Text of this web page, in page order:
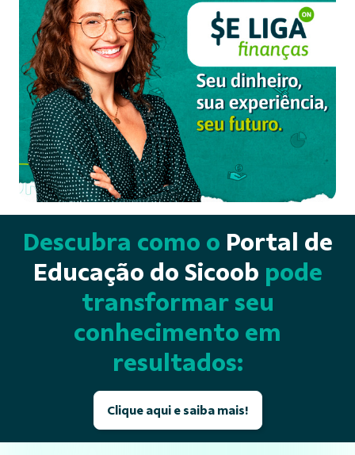
Descubra como o Portal de
Educação do Sicoob pode
transformar seu
conhecimento em
resultados:
Clique aqui e saiba mais!